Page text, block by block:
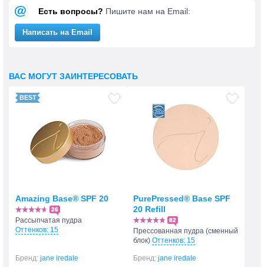
Есть вопросы? Пишите нам на Email:
Написать на Email
ВАС МОГУТ ЗАИНТЕРЕСОВАТЬ
Amazing Base® SPF 20
26
Рассыпчатая пудра
Оттенков: 15
Бренд: jane iredale
PurePressed® Base SPF
20 Refill
82
Прессованная пудра (сменный
блок) Оттенков: 15
Бренд: jane iredale